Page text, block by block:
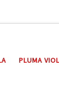
PLUMA